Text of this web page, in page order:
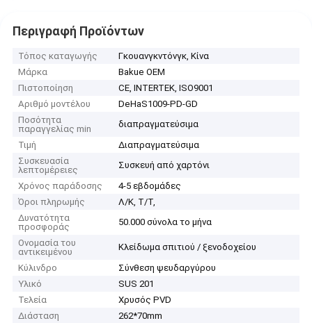
Περιγραφή Προϊόντων
Τόπος καταγωγής
Γκουανγκντόνγκ, Κίνα
Μάρκα
Bakue OEM
Πιστοποίηση
CE, INTERTEK, ISO9001
Αριθμό μοντέλου
DeHaS1009-PD-GD
Ποσότητα
παραγγελίας min
διαπραγματεύσιμα
Τιμή
Διαπραγματεύσιμα
Συσκευασία
λεπτομέρειες
Συσκευή από χαρτόνι
Χρόνος παράδοσης
4-5 εβδομάδες
Όροι πληρωμής
Λ/Κ, Τ/Τ,
Δυνατότητα
προσφοράς
50.000 σύνολα το μήνα
Ονομασία του
αντικειμένου
Κλείδωμα σπιτιού / ξενοδοχείου
Κύλινδρο
Σύνθεση ψευδαργύρου
Υλικό
SUS 201
Τελεία
Χρυσός PVD
Διάσταση
262*70mm